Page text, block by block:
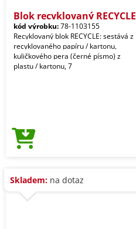
Blok recyklovaný RECYCLE
kód výrobku:78-1103155
Recyklovaný blok RECYCLE: sestává z
recyklovaného papíru / kartonu,
kuličkového pera (černé písmo) z
plastu / kartonu, 7
Skladem: na dotaz